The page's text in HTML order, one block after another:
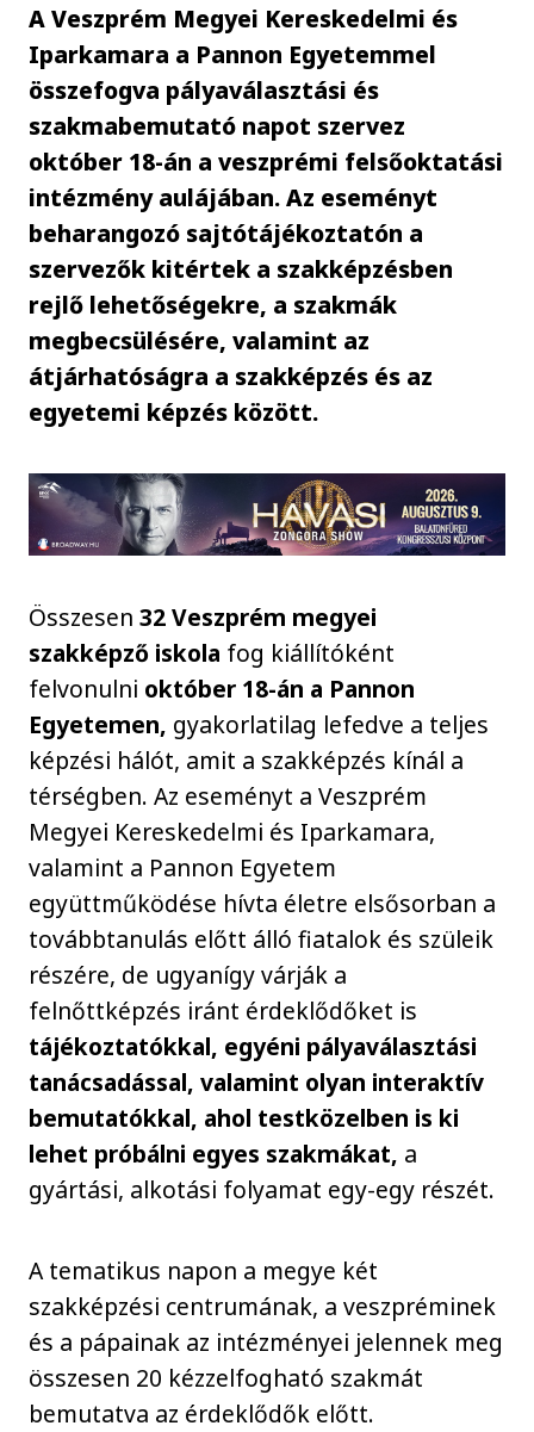
A Veszprém Megyei Kereskedelmi és
Iparkamara a Pannon Egyetemmel
összefogva pályaválasztási és
szakmabemutató napot szervez
október 18-án a veszprémi felsőoktatási
intézmény aulájában. Az eseményt
beharangozó sajtótájékoztatón a
szervezők kitértek a szakképzésben
rejlő lehetőségekre, a szakmák
megbecsülésére, valamint az
átjárhatóságra a szakképzés és az
egyetemi képzés között.
Összesen32 Veszprém megyei
szakképző iskola fog kiállítóként
felvonulni október 18-án a Pannon
Egyetemen, gyakorlatilag lefedve a teljes
képzési hálót, amit a szakképzés kínál a
térségben. Az eseményt a Veszprém
Megyei Kereskedelmi és Iparkamara,
valamint a Pannon Egyetem
együttműködése hívta életre elsősorban a
továbbtanulás előtt álló fiatalok és szüleik
részére, de ugyanígy várják a
felnőttképzés iránt érdeklődőket is
tájékoztatókkal, egyéni pályaválasztási
tanácsadással, valamint olyan interaktív
bemutatókkal, ahol testközelben is ki
lehet próbálni egyes szakmákat, a
gyártási, alkotási folyamat egy-egy részét.
A tematikus napon a megye két
szakképzési centrumának, a veszpréminek
és a pápainak az intézményei jelennek meg
összesen 20 kézzelfogható szakmát
bemutatva az érdeklődők előtt.